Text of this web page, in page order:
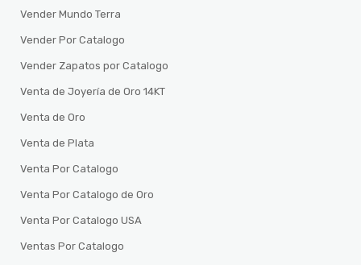
Vender Mundo Terra
Vender Por Catalogo
Vender Zapatos por Catalogo
Venta de Joyería de Oro 14KT
Venta de Oro
Venta de Plata
Venta Por Catalogo
Venta Por Catalogo de Oro
Venta Por Catalogo USA
Ventas Por Catalogo